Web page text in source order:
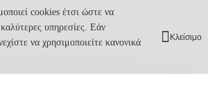
cookies έτσι ώστε να
υπηρεσίες. Εάν
να χρησιμοποιείτε κανονικά
Κλείσιμο